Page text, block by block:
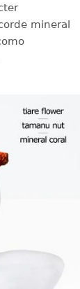
mineral